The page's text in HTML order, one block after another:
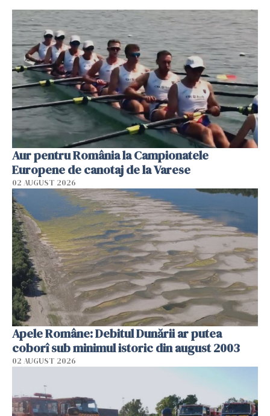
Aur pentru România la Campionatele
Europene de canotaj de la Varese
02 AUGUST 2026
Apele Române: Debitul Dunării ar putea
coborî sub minimul istoric din august 2003
02 AUGUST 2026